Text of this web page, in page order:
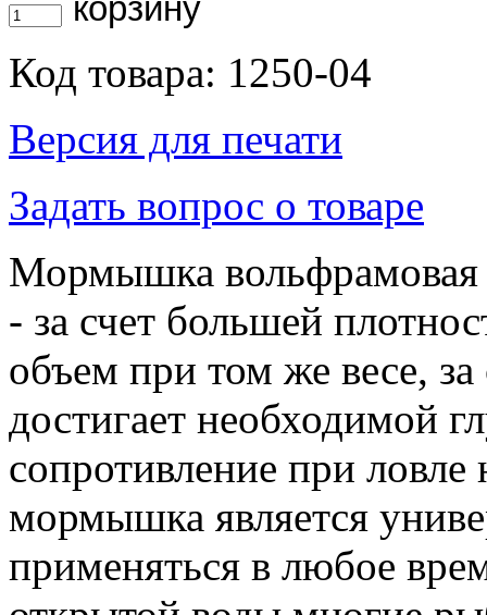
Код товара: 1250-04
Версия для печати
Задать вопрос о товаре
Мормышка
- за счет большей
объем при том же весе,
достигает необходимой
сопротивление при
мормышка является
применяться в любое